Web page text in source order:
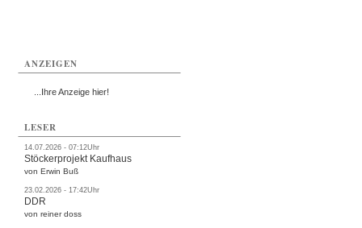
ANZEIGEN
...Ihre Anzeige hier!
LESER
14.07.2026 - 07:12Uhr
Stöckerprojekt Kaufhaus
von Erwin Buß
23.02.2026 - 17:42Uhr
DDR
von reiner doss